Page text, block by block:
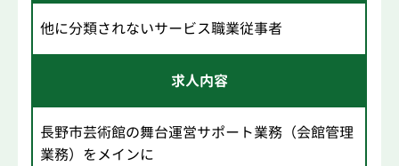
他に分類されないサービス職業従事者
求人内容
長野市芸術館の舞台運営サポート業務（会館管理
業務）をメインに